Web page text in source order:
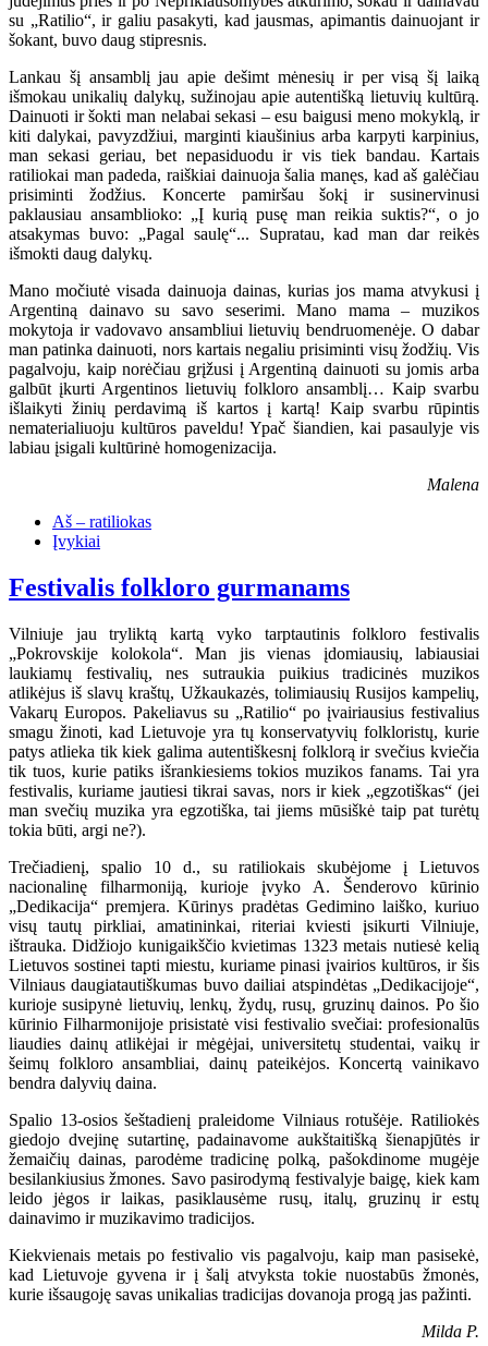
su „Ratilio“, ir galiu pasakyti, kad jausmas, apimantis dainuojant ir
šokant, buvo daug stipresnis.
Lankau šį ansamblį jau apie dešimt mėnesių ir per visą šį laiką
išmokau unikalių dalykų, sužinojau apie autentišką lietuvių kultūrą.
Dainuoti ir šokti man nelabai sekasi – esu baigusi meno mokyklą, ir
kiti dalykai, pavyzdžiui, marginti kiaušinius arba karpyti karpinius,
man sekasi geriau, bet nepasiduodu ir vis tiek bandau. Kartais
ratiliokai man padeda, raiškiai dainuoja šalia manęs, kad aš galėčiau
prisiminti žodžius. Koncerte pamiršau šokį ir susinervinusi
paklausiau ansamblioko: „Į kurią pusę man reikia suktis?“, o jo
atsakymas buvo: „Pagal saulę“... Supratau, kad man dar reikės
išmokti daug dalykų.
Mano močiutė visada dainuoja dainas, kurias jos mama atvykusi į
Argentiną dainavo su savo seserimi. Mano mama – muzikos
mokytoja ir vadovavo ansambliui lietuvių bendruomenėje. O dabar
man patinka dainuoti, nors kartais negaliu prisiminti visų žodžių. Vis
pagalvoju, kaip norėčiau grįžusi į Argentiną dainuoti su jomis arba
galbūt įkurti Argentinos lietuvių folkloro ansamblį… Kaip svarbu
išlaikyti žinių perdavimą iš kartos į kartą! Kaip svarbu rūpintis
nematerialiuoju kultūros paveldu! Ypač šiandien, kai pasaulyje vis
labiau įsigali kultūrinė homogenizacija.
Malena
Aš – ratiliokas
Įvykiai
Festivalis folkloro gurmanams
Vilniuje jau tryliktą kartą vyko tarptautinis folkloro festivalis
„Pokrovskije kolokola“. Man jis vienas įdomiausių, labiausiai
laukiamų festivalių, nes sutraukia puikius tradicinės muzikos
atlikėjus iš slavų kraštų, Užkaukazės, tolimiausių Rusijos kampelių,
Vakarų Europos. Pakeliavus su „Ratilio“ po įvairiausius festivalius
smagu žinoti, kad Lietuvoje yra tų konservatyvių folkloristų, kurie
patys atlieka tik kiek galima autentiškesnį folklorą ir svečius kviečia
tik tuos, kurie patiks išrankiesiems tokios muzikos fanams. Tai yra
festivalis, kuriame jautiesi tikrai savas, nors ir kiek „egzotiškas“ (jei
man svečių muzika yra egzotiška, tai jiems mūsiškė taip pat turėtų
tokia būti, argi ne?).
Trečiadienį, spalio 10 d., su ratiliokais skubėjome į Lietuvos
nacionalinę filharmoniją, kurioje įvyko A. Šenderovo kūrinio
„Dedikacija“ premjera. Kūrinys pradėtas Gedimino laiško, kuriuo
visų tautų pirkliai, amatininkai, riteriai kviesti įsikurti Vilniuje,
ištrauka. Didžiojo kunigaikščio kvietimas 1323 metais nutiesė kelią
Lietuvos sostinei tapti miestu, kuriame pinasi įvairios kultūros, ir šis
Vilniaus daugiatautiškumas buvo dailiai atspindėtas „Dedikacijoje“,
kurioje susipynė lietuvių, lenkų, žydų, rusų, gruzinų dainos. Po šio
kūrinio Filharmonijoje prisistatė visi festivalio svečiai: profesionalūs
liaudies dainų atlikėjai ir mėgėjai, universitetų studentai, vaikų ir
šeimų folkloro ansambliai, dainų pateikėjos. Koncertą vainikavo
bendra dalyvių daina.
Spalio 13-osios šeštadienį praleidome Vilniaus rotušėje. Ratiliokės
giedojo dvejinę sutartinę, padainavome aukštaitišką šienapjūtės ir
žemaičių dainas, parodėme tradicinę polką, pašokdinome mugėje
besilankiusius žmones. Savo pasirodymą festivalyje baigę, kiek kam
leido jėgos ir laikas, pasiklausėme rusų, italų, gruzinų ir estų
dainavimo ir muzikavimo tradicijos.
Kiekvienais metais po festivalio vis pagalvoju, kaip man pasisekė,
kad Lietuvoje gyvena ir į šalį atvyksta tokie nuostabūs žmonės,
kurie išsaugoję savas unikalias tradicijas dovanoja progą jas pažinti.
Milda P.